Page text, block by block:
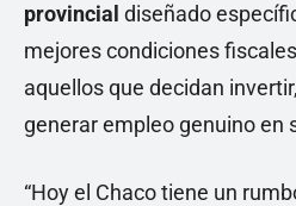
provincial diseñado
mejores condiciones
aquellos que decidan
generar empleo genuino en
“Hoy el Chaco tiene un